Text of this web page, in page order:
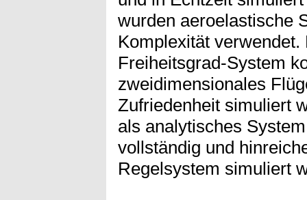
wurden aeroelastische
Komplexität
Freiheitsgrad-System
zweidimensionales
Zufriedenheit simuliert
als analytisches
vollständig und
Regelsystem simuliert